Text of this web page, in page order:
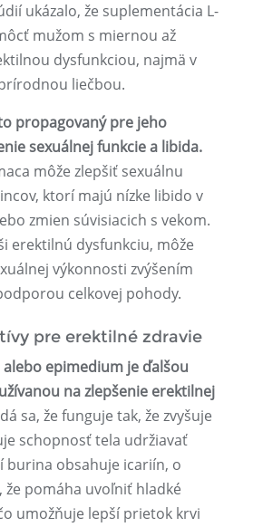
ukázalo, že suplementácia L-
mužom s miernou až
dysfunkciou, najmä v
liečbou.
propagovaný pre jeho
sexuálnej funkcie a libida.
môže zlepšiť sexuálnu
ktorí majú nízke libido v
zmien súvisiacich s vekom.
erektilnú dysfunkciu, môže
výkonnosti zvýšením
celkovej pohody.
pre erektilné zdravie
epimedium je ďalšou
na zlepšenie erektilnej
sa, že funguje tak, že zvyšuje
schopnosť tela udržiavať
burina obsahuje icariín, o
že pomáha uvoľniť hladké
umožňuje lepší prietok krvi